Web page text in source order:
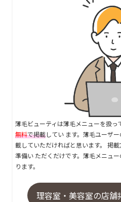
薄毛ビューティは薄毛メニューを扱っ
無料で掲載してい ます。薄毛ユーザ
載していただければと思います。 掲
準備い ただくだけです。薄毛メニュ
ります。
理容室・美容室の店舗